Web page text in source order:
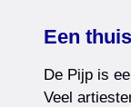
Een
De Pijp is
Veel